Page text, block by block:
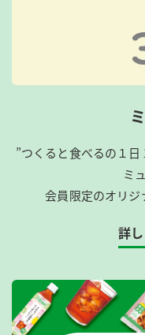
”つくると食べるの１
ミ
会員限定のオリジ
詳